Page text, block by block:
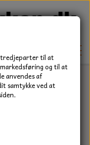
tredjeparter til at
og til at
anvendes af
samtykke ved at